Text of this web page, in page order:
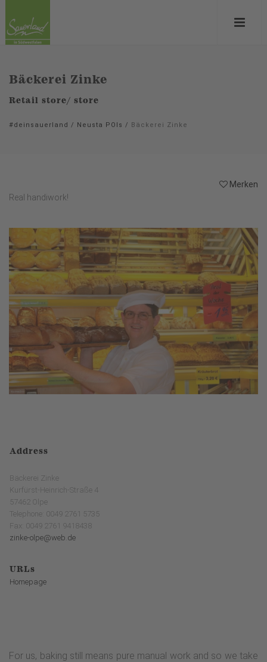
Bäckerei Zinke
Retail store/ store
#deinsauerland / Neusta POIs / Bäckerei Zinke
Merken
Real handiwork!
Address
Bäckerei Zinke
Kurfürst-Heinrich-Straße 4
57462 Olpe
Telephone: 0049 2761 5735
Fax: 0049 2761 9418438
zinke-olpe@web.de
URLs
Homepage
For us, baking still means pure manual work and so we take